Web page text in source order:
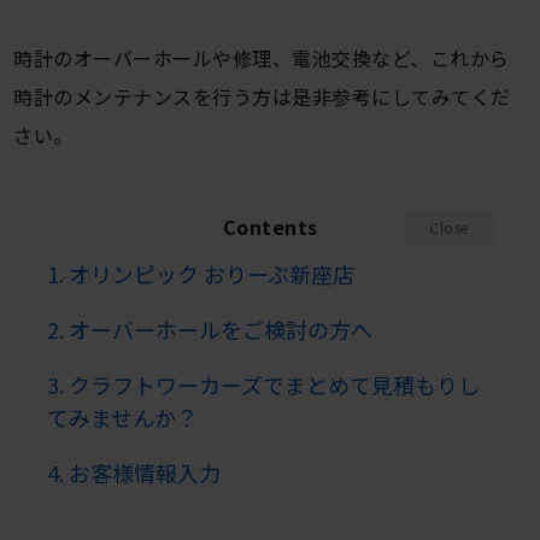
時計のオーバーホールや修理、電池交換など、これから
時計のメンテナンスを行う方は是非参考にしてみてくだ
さい。
Contents Close
1. オリンピック おりーぶ新座店
2. オーバーホールをご検討の方へ
3. クラフトワーカーズでまとめて見積もりし
てみませんか？
4. お客様情報入力